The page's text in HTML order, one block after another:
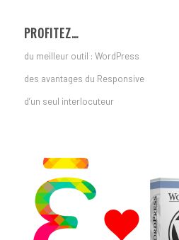
PROFITEZ…
du meilleur outil : WordPress
des avantages du Responsive
d’un seul interlocuteur